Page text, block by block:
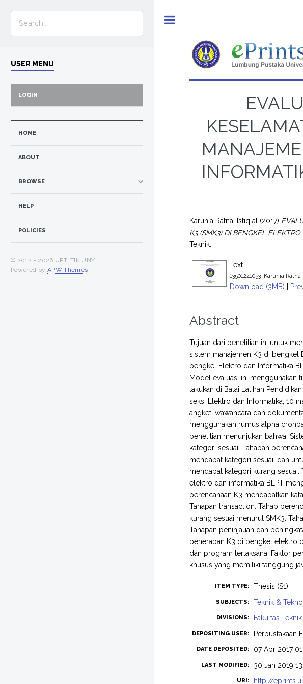
Karunia Ratna, Istiqlal (2017)
K3 (SMK3) DI BENGKEL
Teknik.
Text
13501241053_Karunia
Download (3MB) |
Abstract
Tujuan dari penelitian ini untuk
sistem manajemen K3 di bengkel
bengkel Elektro dan Informatika
Model evaluasi ini menggunakan
lakukan di Balai Latihan
seksi Elektro dan Informatika, 10
angket, wawancara dan
menggunakan rumus alpha
penelitian menunjukan bahwa:
kategori sesuai. Tahapan
mendapat kategori sesuai, dan
mendapat kategori kurang sesuai.
elektro dan informatika BLPT
perencanaan K3 mendapatkan
Tahapan transaction: Tahap
kurang sesuai menurut SMK3.
Tahapan peninjauan dan
penerapan K3 di bengkel elektro
dan program terlaksana. Faktor
khusus yang memiliki tanggung
ITEM TYPE: Thesis (S1)
SUBJECTS: Teknik &
DIVISIONS: Fakultas
DEPOSITING USER: Perpustakaan
DATE DEPOSITED: 07 Apr 2017
LAST MODIFIED: 30 Jan 2019
URI: http://
USER MENU
LOGIN
HOME
ABOUT
BROWSE
HELP
POLICIES
© 2012 - 2026 UPT. TIK UNY
Powered by APW Themes